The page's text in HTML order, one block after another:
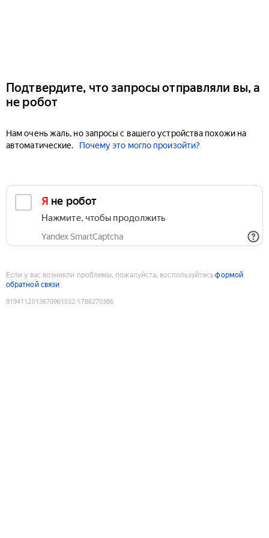
Подтвердите, что запросы отправляли вы, а
не робот
Нам очень жаль, но запросы с вашего устройства похожи на
автоматические.
Почему это могло произойти?
Я не робот
Нажмите, чтобы продолжить
Yandex SmartCaptcha
Если у вас возникли проблемы, пожалуйста, воспользуйтесьформой
обратной связи
9194112013670961032:1786270386